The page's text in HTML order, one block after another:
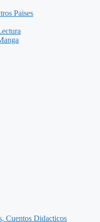
Paises
Cuentos Didacticos